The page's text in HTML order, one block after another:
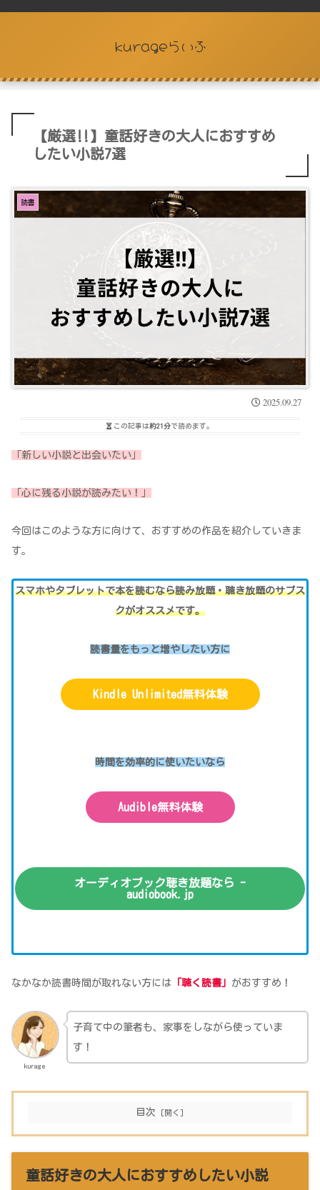
kurageらいふ
【厳選‼︎】童話好きの大人におすすめ
したい小説7選
読書
2025.09.27
この記事は約21分で読めます。
「新しい小説と出会いたい」
「心に残る小説が読みたい！」
今回はこのような方に向けて、おすすめの作品を紹介していきま
す。
スマホやタブレットで本を読むなら読み放題・聴き放題のサブス
クがオススメです。
読書量をもっと増やしたい方に
Kindle Unlimited無料体験
時間を効率的に使いたいなら
Audible無料体験
オーディオブック聴き放題なら -
audiobook.jp
なかなか読書時間が取れない方には 「聴く読書」 がおすすめ！
kurage
子育て中の筆者も、家事をしながら使っていま
す！
目次
童話好きの大人におすすめしたい小説